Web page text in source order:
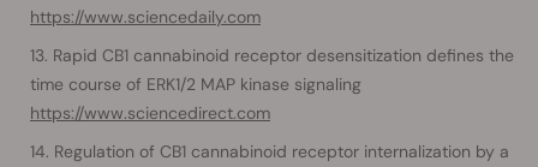
https://www.sciencedaily.com
Rapid CB1 cannabinoid receptor desensitization defines the
time course of ERK1/2 MAP kinase signaling
https://www.sciencedirect.com
Regulation of CB1 cannabinoid receptor internalization by a